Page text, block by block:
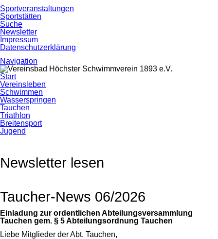
Sportveranstaltungen
Sportstätten
Suche
Newsletter
Impressum
Datenschutzerklärung
Navigation
Navigation
überspringen
Start
Vereinsleben
Schwimmen
Wasserspringen
Tauchen
Triathlon
Breitensport
Jugend
Newsletter lesen
Taucher-News 06/2026
Einladung zur ordentlichen Abteilungsversammlung
Tauchen gem. § 5 Abteilungsordnung Tauchen
Liebe Mitglieder der Abt. Tauchen,